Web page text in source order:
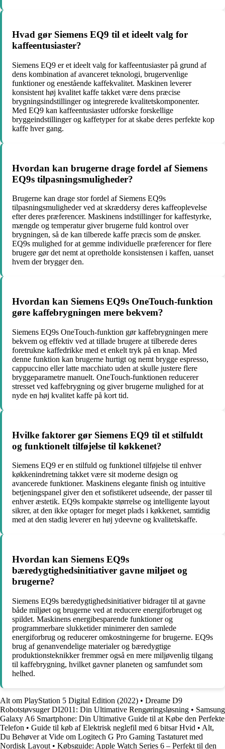
Hvad gør Siemens EQ9 til et ideelt valg for
kaffeentusiaster?
Siemens EQ9 er et ideelt valg for kaffeentusiaster på grund af
dens kombination af avanceret teknologi, brugervenlige
funktioner og enestående kaffekvalitet. Maskinen leverer
konsistent høj kvalitet kaffe takket være dens præcise
brygningsindstillinger og integrerede kvalitetskomponenter.
Med EQ9 kan kaffeentusiaster udforske forskellige
bryggeindstillinger og kaffetyper for at skabe deres perfekte kop
kaffe hver gang.
Hvordan kan brugerne drage fordel af Siemens
EQ9s tilpasningsmuligheder?
Brugerne kan drage stor fordel af Siemens EQ9s
tilpasningsmuligheder ved at skræddersy deres kaffeoplevelse
efter deres præferencer. Maskinens indstillinger for kaffestyrke,
mængde og temperatur giver brugerne fuld kontrol over
brygningen, så de kan tilberede kaffe præcis som de ønsker.
EQ9s mulighed for at gemme individuelle præferencer for flere
brugere gør det nemt at opretholde konsistensen i kaffen, uanset
hvem der brygger den.
Hvordan kan Siemens EQ9s OneTouch-funktion
gøre kaffebrygningen mere bekvem?
Siemens EQ9s OneTouch-funktion gør kaffebrygningen mere
bekvem og effektiv ved at tillade brugere at tilberede deres
foretrukne kaffedrikke med et enkelt tryk på en knap. Med
denne funktion kan brugerne hurtigt og nemt brygge espresso,
cappuccino eller latte macchiato uden at skulle justere flere
bryggeparametre manuelt. OneTouch-funktionen reducerer
stresset ved kaffebrygning og giver brugerne mulighed for at
nyde en høj kvalitet kaffe på kort tid.
Hvilke faktorer gør Siemens EQ9 til et stilfuldt
og funktionelt tilføjelse til køkkenet?
Siemens EQ9 er en stilfuld og funktionel tilføjelse til enhver
køkkenindretning takket være sit moderne design og
avancerede funktioner. Maskinens elegante finish og intuitive
betjeningspanel giver den et sofistikeret udseende, der passer til
enhver æstetik. EQ9s kompakte størrelse og intelligente layout
sikrer, at den ikke optager for meget plads i køkkenet, samtidig
med at den stadig leverer en høj ydeevne og kvalitetskaffe.
Hvordan kan Siemens EQ9s
bæredygtighedsinitiativer gavne miljøet og
brugerne?
Siemens EQ9s bæredygtighedsinitiativer bidrager til at gavne
både miljøet og brugerne ved at reducere energiforbruget og
spildet. Maskinens energibesparende funktioner og
programmerbare slukketider minimerer den samlede
energiforbrug og reducerer omkostningerne for brugerne. EQ9s
brug af genanvendelige materialer og bæredygtige
produktionsteknikker fremmer også en mere miljøvenlig tilgang
til kaffebrygning, hvilket gavner planeten og samfundet som
helhed.
Alt om PlayStation 5 Digital Edition (2022) • Dreame D9
Robotstøvsuger DI2011: Din Ultimative Rengøringsløsning • Samsung
Galaxy A6 Smartphone: Din Ultimative Guide til at Købe den Perfekte
Telefon • Guide til køb af Elektrisk neglefil med 6 bitsar Hvid • Alt,
Du Behøver at Vide om Logitech G Pro Gaming Tastaturet med
Nordisk Layout • Købsguide: Apple Watch Series 6 – Perfekt til den